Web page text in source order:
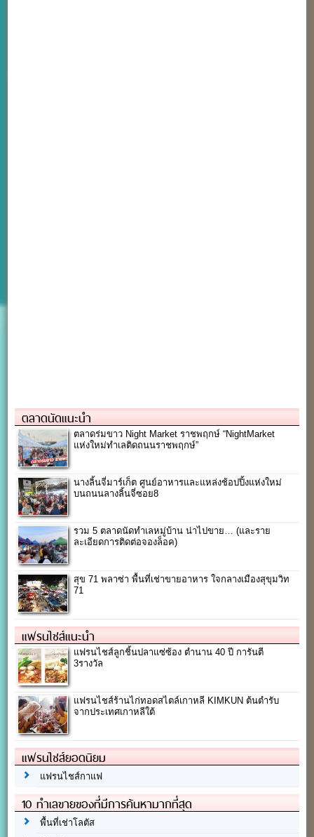
ตลาดนัดแนะนำ
ตลาดร่มขาว Night Market ราชพฤกษ์ “NightMarket
แห่งใหม่ทำเลติดถนนราชพฤกษ์”
นางลิ้นจี่มาร์เก็ต ศูนย์อาหารและแหล่งช้อปปิ้งแห่งใหม่
บนถนนลางลิ้นจี่ซอย8
รวม 5 ตลาดนัดทำเลหมู่บ้าน น่าไปขาย… (และราย
ละเอียดการติดต่อจองล็อค)
สุข 71 พลาซ่า พื้นที่เช่าขายอาหาร ใจกลางเมืองสุขุมวิท
71
แฟรนไชส์แนะนำ
แฟรนไชส์ลูกชิ้นปลาแซ่ซ้อง ตำนาน 40 ปี การันตี
3รางวัล
แฟรนไชส์ร้านไก่ทอดสไตล์เกาหลี KIMKUN ต้นตำรับ
จากประเทศเกาหลีใต้
แฟรนไชส์ยอดนิยม
แฟรนไชส์กาแฟ
10 ทำเลขายของที่มีการค้นหามากที่สุด
พื้นที่เช่าโลตัส